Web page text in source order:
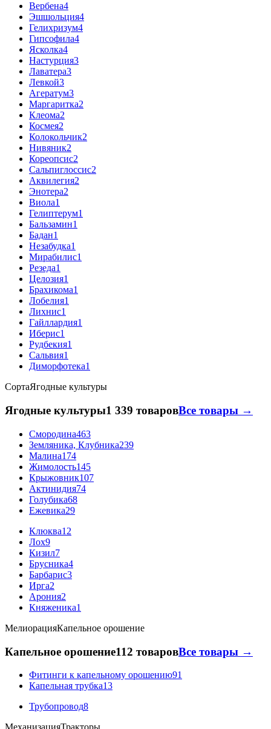
Вербена4
Эшшольция4
Гелихризум4
Гипсофила4
Ясколка4
Настурция3
Лаватера3
Левкой3
Агератум3
Маргаритка2
Клеома2
Космея2
Колокольчик2
Нивяник2
Кореопсис2
Сальпиглоссис2
Аквилегия2
Энотера2
Виола1
Гелиптерум1
Бальзамин1
Бадан1
Незабудка1
Мирабилис1
Резеда1
Целозия1
Брахикома1
Лобелия1
Лихнис1
Гайллардия1
Иберис1
Рудбекия1
Сальвия1
Диморфотека1
СортаЯгодные культуры
Ягодные культуры1 339 товаровВсе товары →
Смородина463
Земляника, Клубника239
Малина174
Жимолость145
Крыжовник107
Актинидия74
Голубика68
Ежевика29
Клюква12
Лох9
Кизил7
Брусника4
Барбарис3
Ирга2
Арония2
Княженика1
МелиорацияКапельное орошение
Капельное орошение112 товаровВсе товары →
Фитинги к капельному орошению91
Капельная трубка13
Трубопровод8